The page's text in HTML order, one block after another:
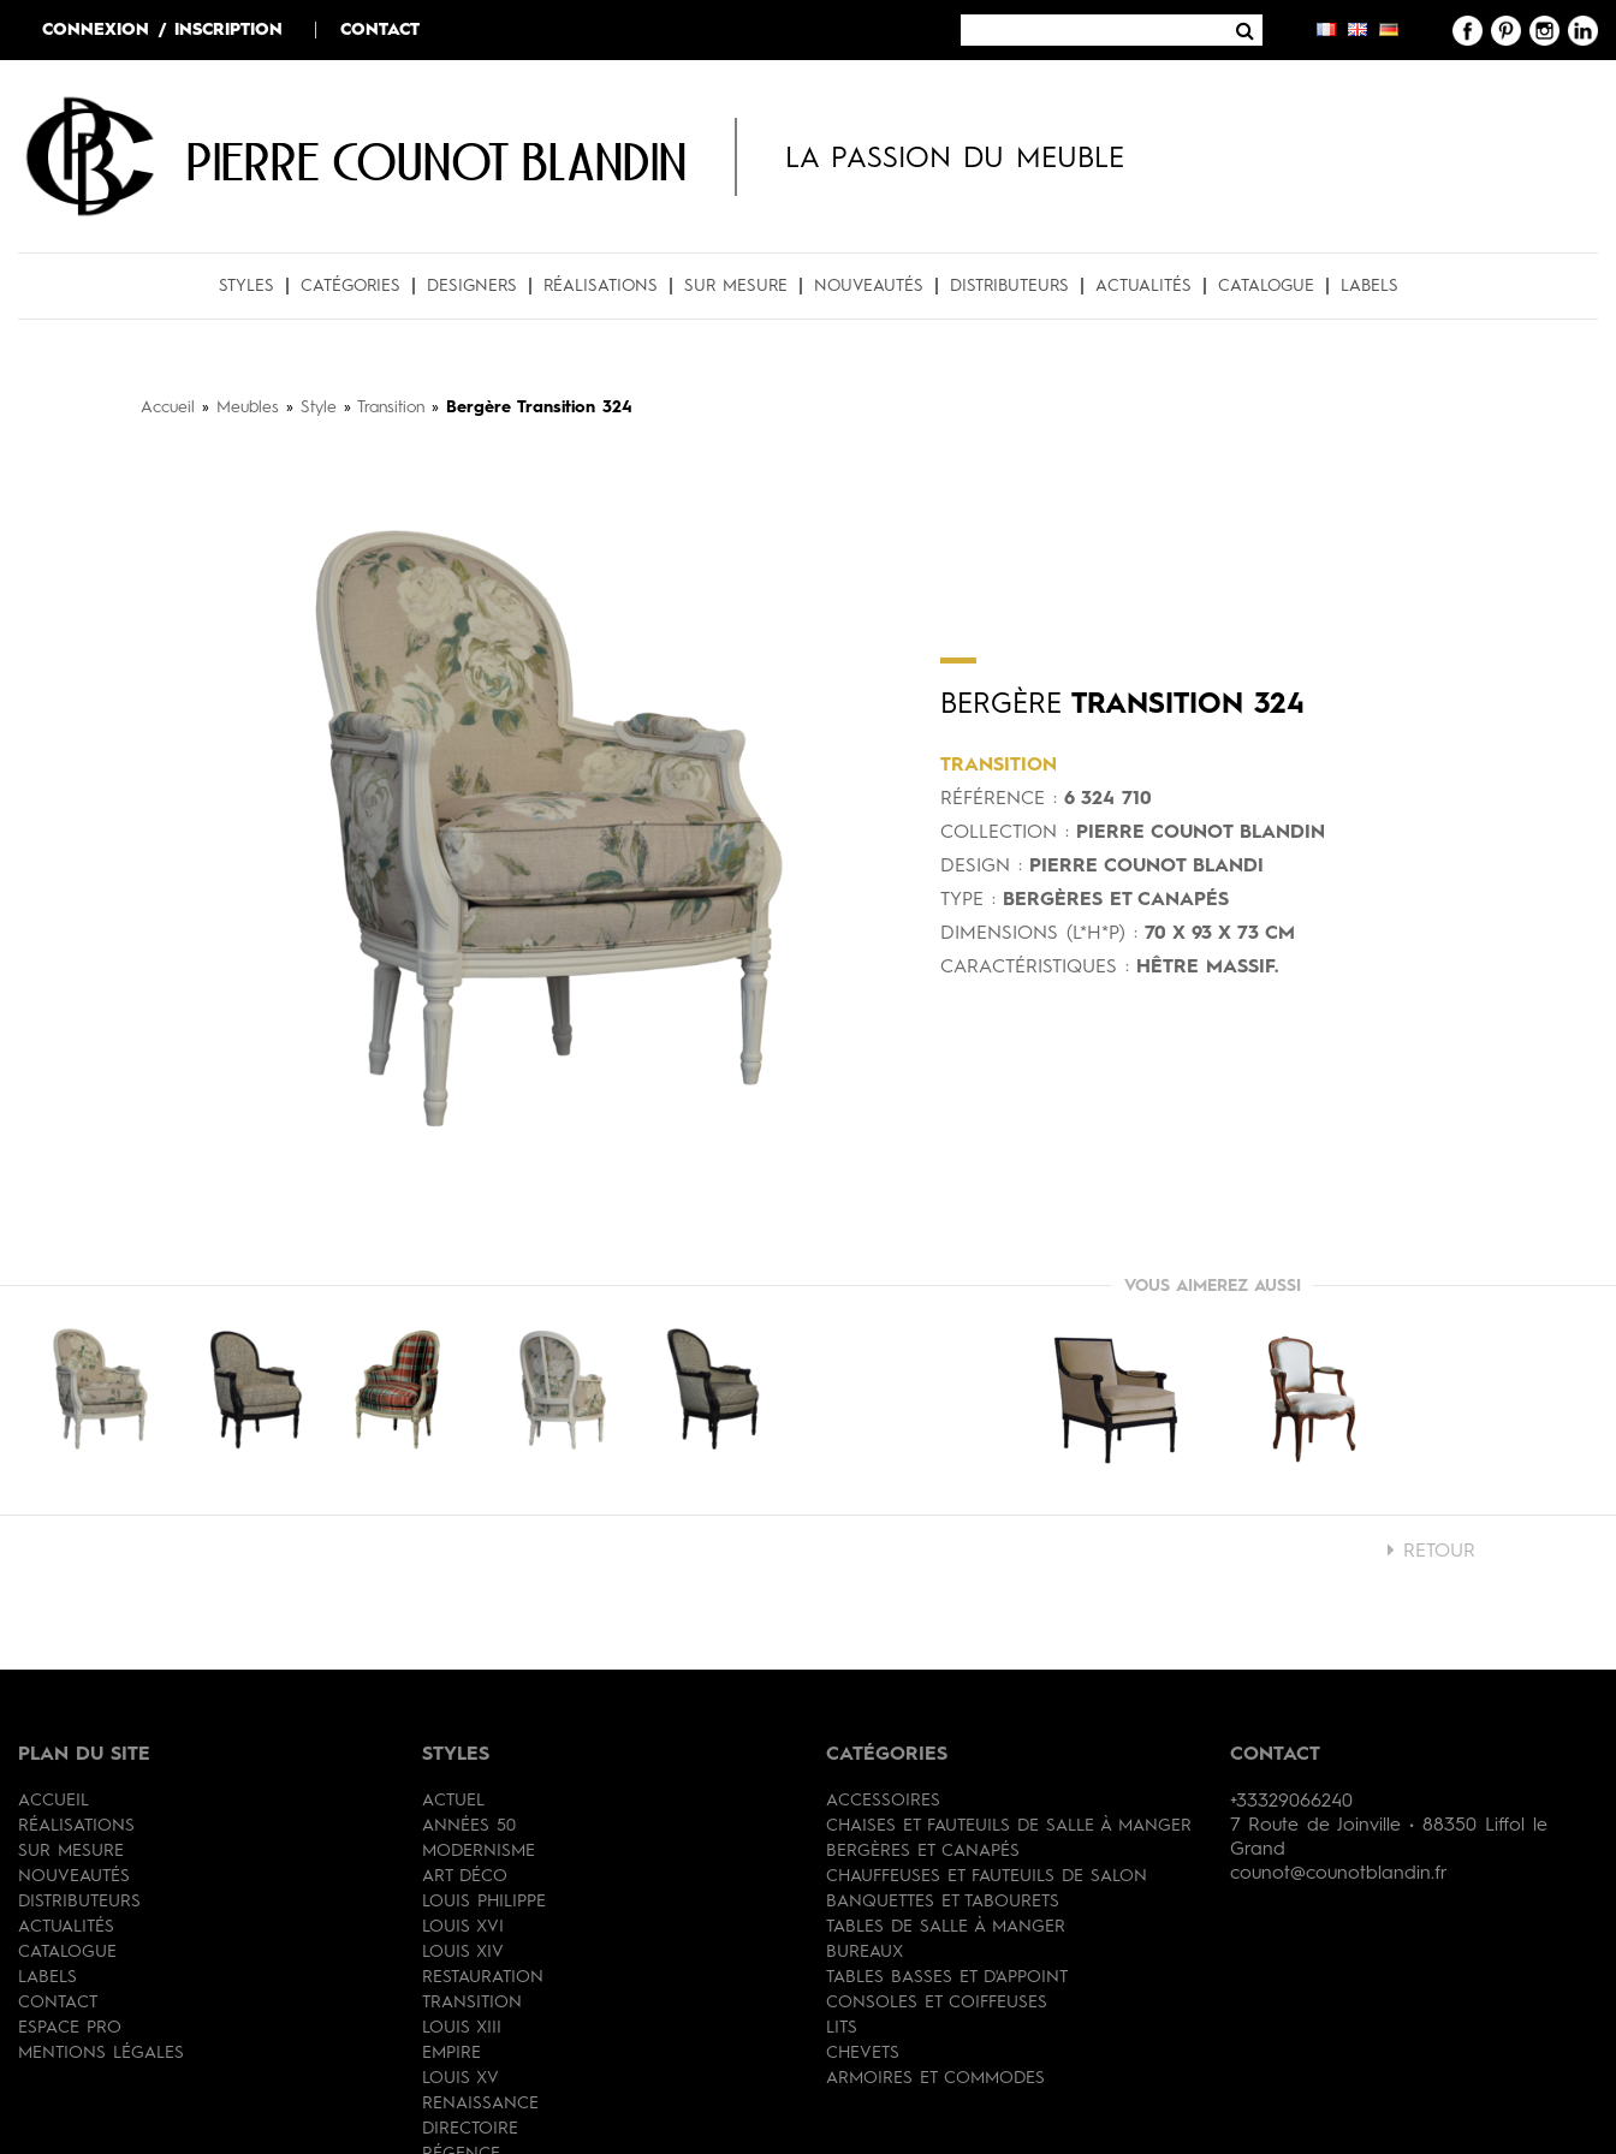
CONNEXION / INSCRIPTION CONTACT
Pierre COUNOT BLANDIN LA PASSION DU MEUBLE
STYLES CATÉGORIES DESIGNERS RÉALISATIONS SUR MESURE NOUVEAUTÉS DISTRIBUTEURS ACTUALITÉS CATALOGUE LABELS
Accueil » Meubles » Style » Transition » Bergère Transition 324
BERGÈRE TRANSITION 324
TRANSITION
RÉFÉRENCE : 6 324 710
COLLECTION : PIERRE COUNOT BLANDIN
DESIGN : PIERRE COUNOT BLANDI
TYPE : BERGÈRES ET CANAPÉS
DIMENSIONS (L*H*P) : 70 X 93 X 73 CM
CARACTÉRISTIQUES : HÊTRE MASSIF.
VOUS AIMEREZ AUSSI
RETOUR
PLAN DU SITE
ACCUEIL
RÉALISATIONS
SUR MESURE
NOUVEAUTÉS
DISTRIBUTEURS
ACTUALITÉS
CATALOGUE
LABELS
CONTACT
ESPACE PRO
MENTIONS LÉGALES
STYLES
ACTUEL
ANNÉES 50
MODERNISME
ART DÉCO
LOUIS PHILIPPE
LOUIS XVI
LOUIS XIV
RESTAURATION
TRANSITION
LOUIS XIII
EMPIRE
LOUIS XV
RENAISSANCE
DIRECTOIRE
CATÉGORIES
ACCESSOIRES
CHAISES ET FAUTEUILS DE SALLE À MANGER
BERGÈRES ET CANAPÉS
CHAUFFEUSES ET FAUTEUILS DE SALON
BANQUETTES ET TABOURETS
TABLES DE SALLE À MANGER
BUREAUX
TABLES BASSES ET D'APPOINT
CONSOLES ET COIFFEUSES
LITS
CHEVETS
ARMOIRES ET COMMODES
CONTACT
+33329066240
7 Route de Joinville • 88350 Liffol le
Grand
counot@counotblandin.fr